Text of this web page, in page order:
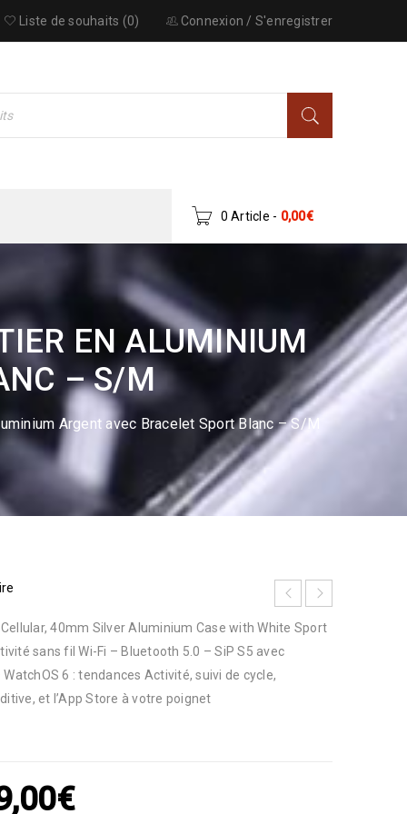
Connexion / S'enregistrer
Liste de souhaits (0)
0 Article - 0,00€
EN ALUMINIUM
– S/M
Argent avec Bracelet Sport Blanc – S/M
40mm Silver Aluminium Case with White Sport
sans fil Wi-Fi – Bluetooth 5.0 – SiP S5 avec
6 : tendances Activité, suivi de cycle,
et l’App Store à votre poignet
€